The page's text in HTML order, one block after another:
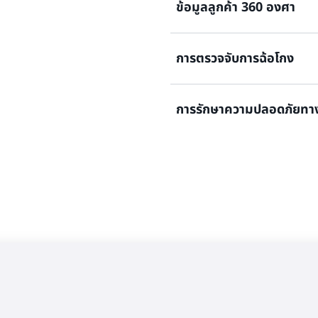
เพิ่มความแม่นยำ ความครอบค
เกี่ยวกับกราฟความรู้
ข้อมูลลูกค้า 360 องศา
สร้างกราฟโปรไฟล์ได้อย่างง่
การตรวจจับการฉ้อโกง
สร้างการสืบค้นกราฟสำหรับก
การรักษาความปลอดภัยทา